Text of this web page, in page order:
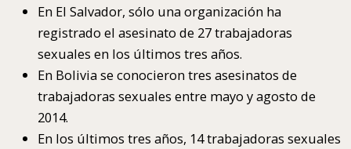
En El Salvador, sólo una organización ha
registrado el asesinato de 27 trabajadoras
sexuales en los últimos tres años.
En Bolivia se conocieron tres asesinatos de
trabajadoras sexuales entre mayo y agosto de
2014.
En los últimos tres años, 14 trabajadoras sexuales